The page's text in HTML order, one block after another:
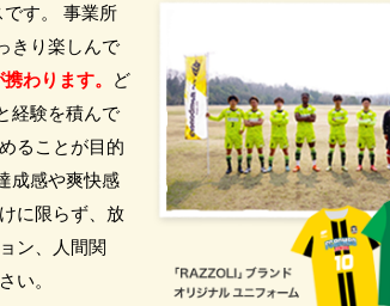
す。 事業所
きり楽しんで
わります。
ど
経験を積んで
ることが目的
成感や爽快感
に限らず、放
ン、人間関
い。